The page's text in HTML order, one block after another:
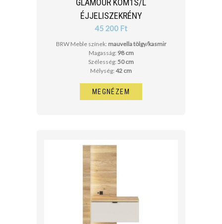
GLAMOUR KOM1S/L
ÉJJELISZEKRÉNY
45 200 Ft
BRW Meble színek: mauvella tölgy/kasmir
Magasság: 98 cm
Szélesség: 50 cm
Mélység: 42 cm
MEGNÉZEM